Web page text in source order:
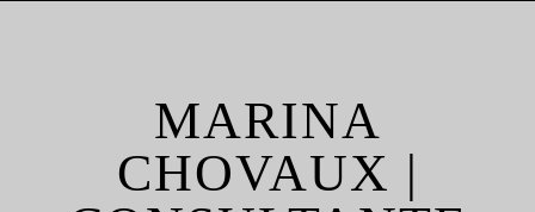
MARINA
CHOVAUX |